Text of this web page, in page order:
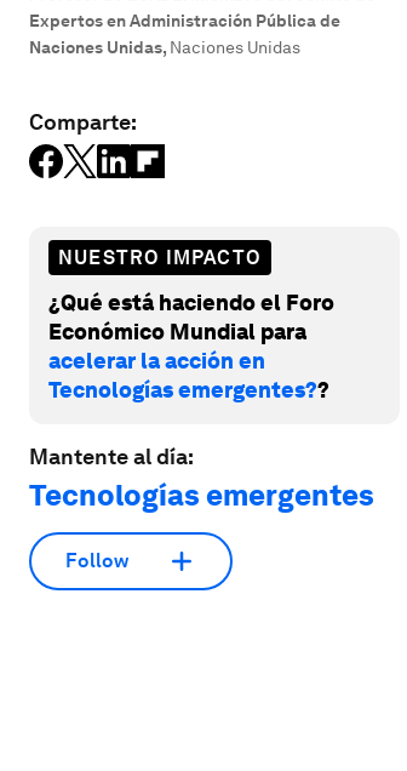
Expertos en Administración Pública de
Naciones Unidas, Naciones Unidas
Comparte:
NUESTRO IMPACTO
¿Qué está haciendo el Foro
Económico Mundial para
acelerar la acción en
Tecnologías emergentes??
Mantente al día:
Tecnologías emergentes
Follow